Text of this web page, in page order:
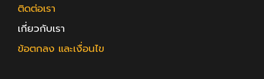
ติดต่อเรา
เกี่ยวกับเรา
ข้อตกลง และเงื่อนไข